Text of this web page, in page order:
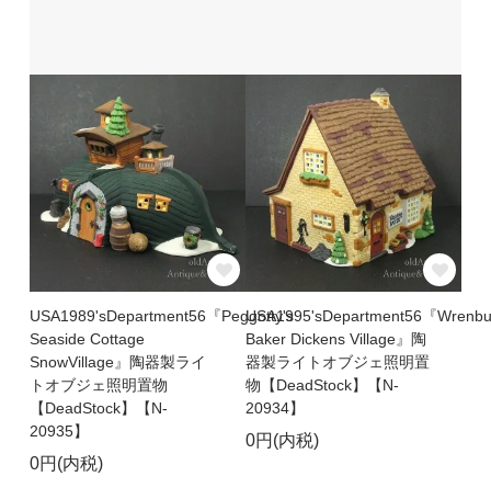
USA1989'sDepartment56『Peggotty's
Seaside Cottage
SnowVillage』陶器製ライ
トオブジェ照明置物
【DeadStock】【N-
20935】
0円(内税)
USA1995'sDepartment56『
Baker Dickens Village』陶
器製ライトオブジェ照明置
物【DeadStock】【N-
20934】
0円(内税)